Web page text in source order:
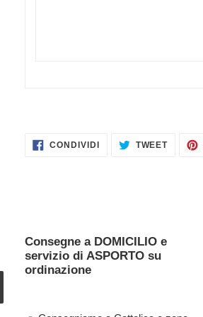
CONDIVIDICONDIVIDI
SU
TWEETTWITTA
Consegne a DOMICILIO e
servizio di ASPORTO su
ordinazione